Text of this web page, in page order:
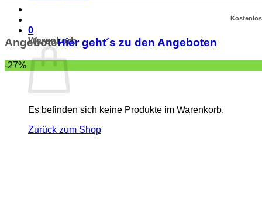
0
Warenkorb
Es befinden sich keine Produkte im Warenkorb.
Zurück zum Shop
AngeboteHier geht´s zu den Angeboten
-27%